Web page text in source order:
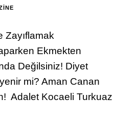
Zayıflamak
Ekmekten
Değilsiniz! Diyet
mi? Aman Canan
Adalet Kocaeli Turkuaz